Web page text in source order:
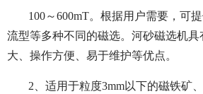
100～600mT。根据用户需要，可
流型等多种不同的磁选。河砂磁选机
大、操作方便、易于维护等优点。
2、适用于粒度3mm以下的磁铁矿